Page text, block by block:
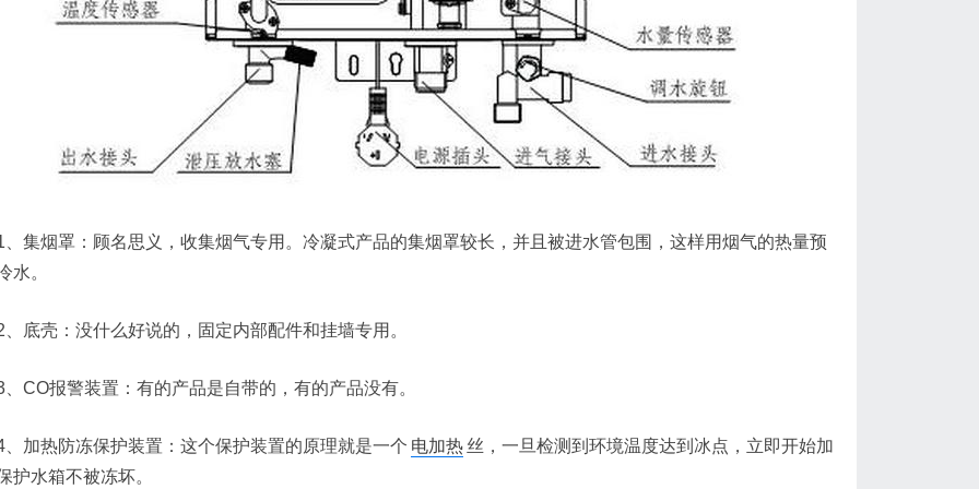
、集烟罩：顾名思义，收集烟气专用。冷凝式产品的集烟罩较长，并且被进水管包围，这样用烟气的热量预
水。
、底壳：没什么好说的，固定内部配件和挂墙专用。
、CO报警装置：有的产品是自带的，有的产品没有。
、加热防冻保护装置：这个保护装置的原理就是一个 电加热 丝，一旦检测到环境温度达到冰点，立即开始加
护水箱不被冻坏。